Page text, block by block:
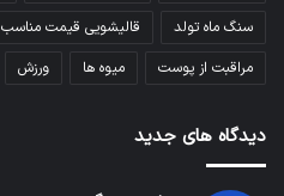
سنگ ماه تولد
قالیشویی قیمت مناسب
مراقبت از پوست
میوه ها ورزش
دیدگاه های جدید